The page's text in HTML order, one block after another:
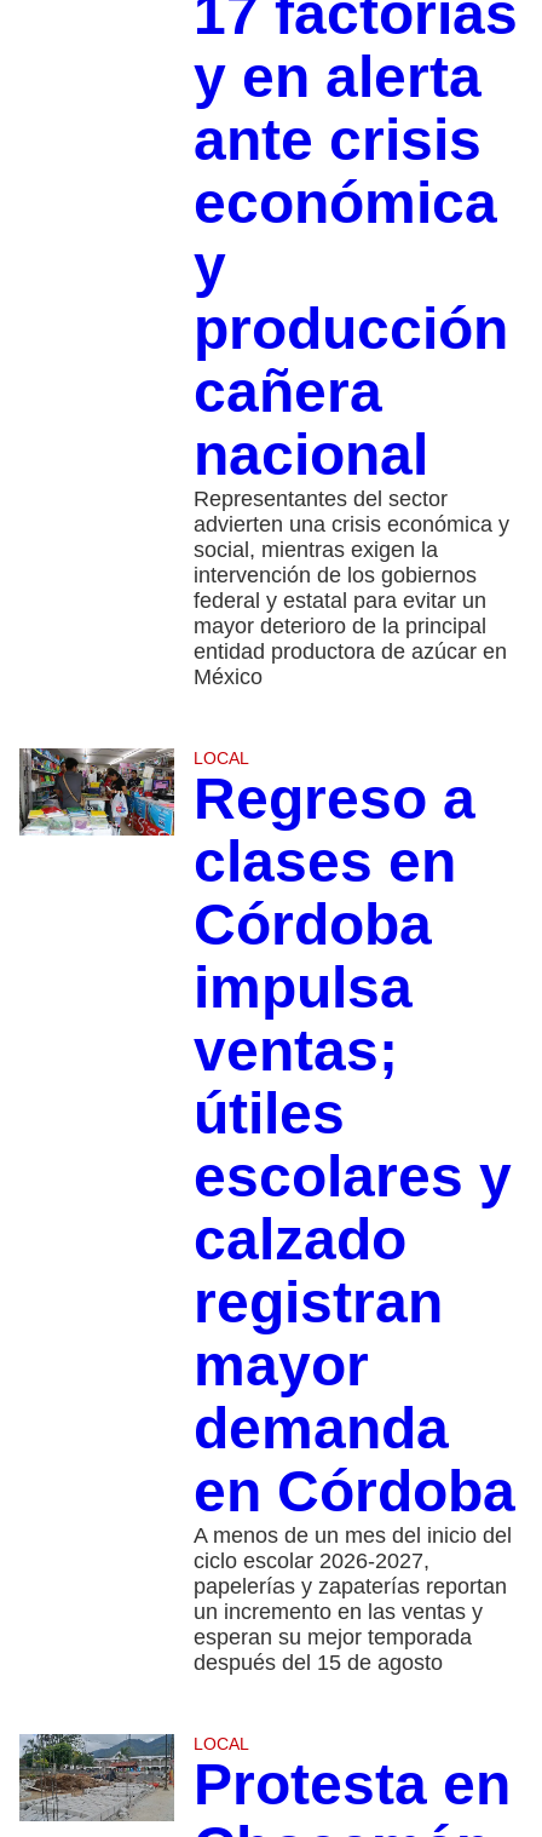
17 factorías
y en alerta
ante crisis
económica
y
producción
cañera
nacional
Representantes del sector
advierten una crisis económica y
social, mientras exigen la
intervención de los gobiernos
federal y estatal para evitar un
mayor deterioro de la principal
entidad productora de azúcar en
México
LOCAL
Regreso a
clases en
Córdoba
impulsa
ventas;
útiles
escolares y
calzado
registran
mayor
demanda
en Córdoba
A menos de un mes del inicio del
ciclo escolar 2026-2027,
papelerías y zapaterías reportan
un incremento en las ventas y
esperan su mejor temporada
después del 15 de agosto
LOCAL
Protesta en